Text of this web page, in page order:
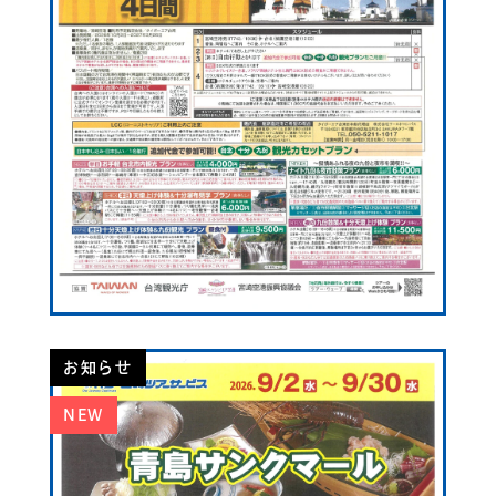
お知らせ
NEW